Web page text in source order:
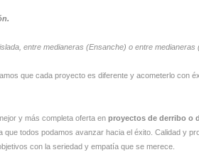
entre medianeras (Ensanche) o entre medianeras
que cada proyecto es diferente y acometerlo con
y más completa oferta en proyectos de derribo o
que todos podamos avanzar hacia el éxito. Calidad y
con la seriedad y empatía que se merece.